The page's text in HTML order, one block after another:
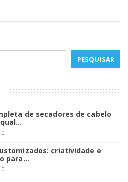
PESQUISAR
de secadores de cabelo
0
criatividade e
para…
0